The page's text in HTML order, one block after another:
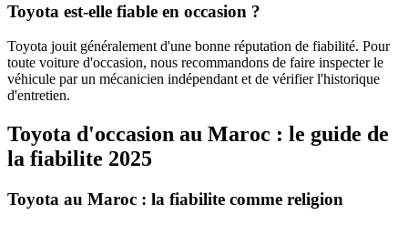
Toyota est-elle fiable en occasion ?
Toyota jouit généralement d'une bonne réputation de fiabilité. Pour
toute voiture d'occasion, nous recommandons de faire inspecter le
véhicule par un mécanicien indépendant et de vérifier l'historique
d'entretien.
Toyota d'occasion au Maroc : le guide de
la fiabilite 2025
Toyota au Maroc : la fiabilite comme religion